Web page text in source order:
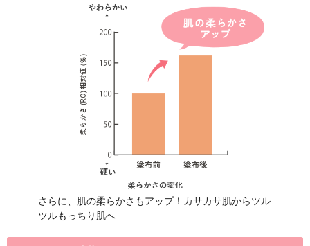
／WEBメディア「たまひよ」掲載）
※2集計期間：2001年1月〜2025年10
※3 ナチュラルマーククリームが第17
※4 調査時期／2025年9月〜2025年
さん持つママ・パパ300人にメール・
のアンケート、および編集部スタッフ
妊娠ボディケアのた